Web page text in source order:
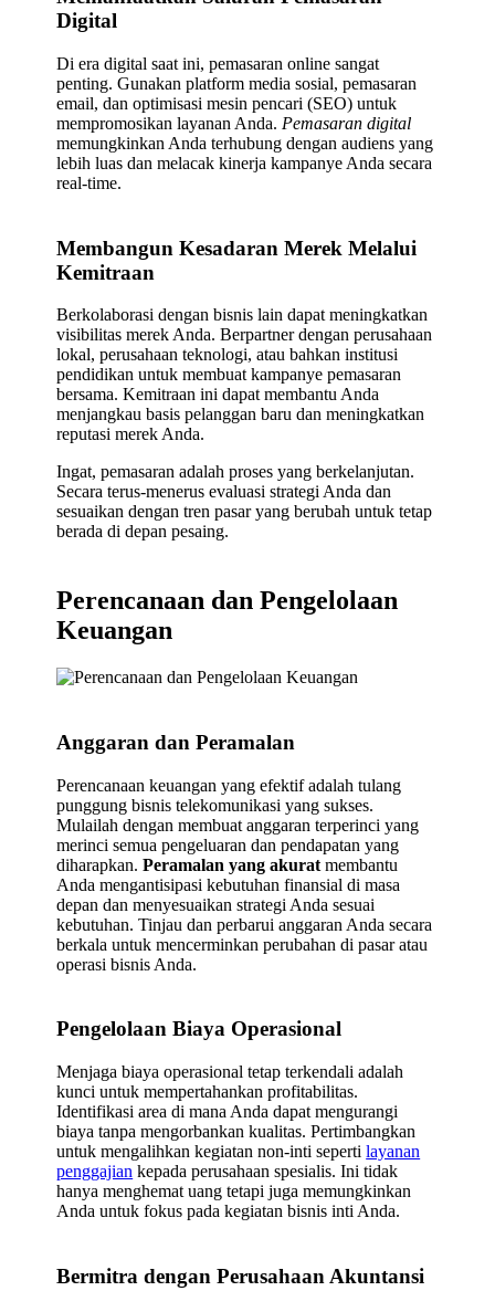
Digital
Di era digital saat ini, pemasaran online sangat
penting. Gunakan platform media sosial, pemasaran
email, dan optimisasi mesin pencari (SEO) untuk
mempromosikan layanan Anda. Pemasaran digital
memungkinkan Anda terhubung dengan audiens yang
lebih luas dan melacak kinerja kampanye Anda secara
real-time.
Membangun Kesadaran Merek Melalui
Kemitraan
Berkolaborasi dengan bisnis lain dapat meningkatkan
visibilitas merek Anda. Berpartner dengan perusahaan
lokal, perusahaan teknologi, atau bahkan institusi
pendidikan untuk membuat kampanye pemasaran
bersama. Kemitraan ini dapat membantu Anda
menjangkau basis pelanggan baru dan meningkatkan
reputasi merek Anda.
Ingat, pemasaran adalah proses yang berkelanjutan.
Secara terus-menerus evaluasi strategi Anda dan
sesuaikan dengan tren pasar yang berubah untuk tetap
berada di depan pesaing.
Perencanaan dan Pengelolaan
Keuangan
Anggaran dan Peramalan
Perencanaan keuangan yang efektif adalah tulang
punggung bisnis telekomunikasi yang sukses.
Mulailah dengan membuat anggaran terperinci yang
merinci semua pengeluaran dan pendapatan yang
diharapkan.Peramalan yang akurat membantu
Anda mengantisipasi kebutuhan finansial di masa
depan dan menyesuaikan strategi Anda sesuai
kebutuhan. Tinjau dan perbarui anggaran Anda secara
berkala untuk mencerminkan perubahan di pasar atau
operasi bisnis Anda.
Pengelolaan Biaya Operasional
Menjaga biaya operasional tetap terkendali adalah
kunci untuk mempertahankan profitabilitas.
Identifikasi area di mana Anda dapat mengurangi
biaya tanpa mengorbankan kualitas. Pertimbangkan
untuk mengalihkan kegiatan non-inti sepertilayanan
penggajian kepada perusahaan spesialis. Ini tidak
hanya menghemat uang tetapi juga memungkinkan
Anda untuk fokus pada kegiatan bisnis inti Anda.
Bermitra dengan Perusahaan Akuntansi